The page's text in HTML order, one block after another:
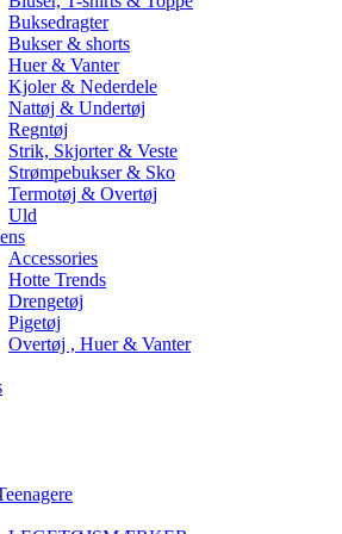
Buksedragter
Bukser & shorts
Huer & Vanter
Kjoler & Nederdele
Nattøj & Undertøj
Regntøj
Strik, Skjorter & Veste
Strømpebukser & Sko
Termotøj & Overtøj
Uld
Accessories
Hotte Trends
Drengetøj
Pigetøj
Overtøj , Huer & Vanter